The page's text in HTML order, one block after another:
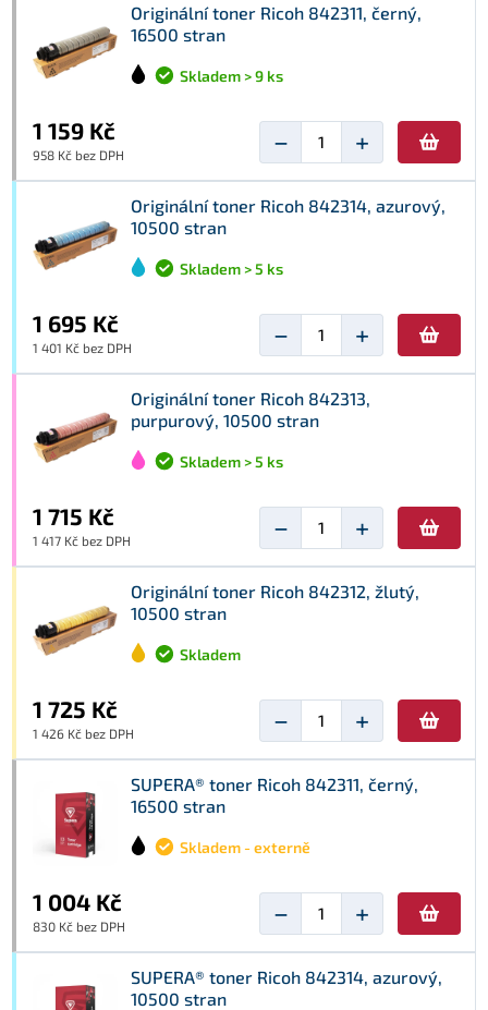
Originální toner Ricoh 842311, černý,
16500 stran
Skladem > 9 ks
1 159 Kč
958 Kč bez DPH − +
Originální toner Ricoh 842314, azurový,
10500 stran
Skladem > 5 ks
1 695 Kč
1 401 Kč bez DPH − +
Originální toner Ricoh 842313,
purpurový, 10500 stran
Skladem > 5 ks
1 715 Kč
1 417 Kč bez DPH − +
Originální toner Ricoh 842312, žlutý,
10500 stran
Skladem
1 725 Kč
1 426 Kč bez DPH − +
SUPERA® toner Ricoh 842311, černý,
16500 stran
Skladem - externě
1 004 Kč
830 Kč bez DPH − +
SUPERA® toner Ricoh 842314, azurový,
10500 stran